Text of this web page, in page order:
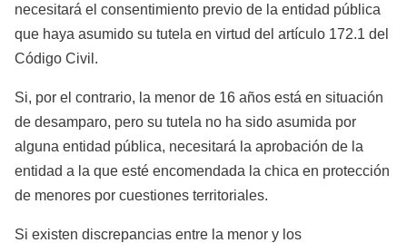
necesitará el consentimiento previo de la entidad pública
que haya asumido su tutela en virtud del artículo 172.1 del
Código Civil.
Si, por el contrario, la menor de 16 años está en situación
de desamparo, pero su tutela no ha sido asumida por
alguna entidad pública, necesitará la aprobación de la
entidad a la que esté encomendada la chica en protección
de menores por cuestiones territoriales.
Si existen discrepancias entre la menor y los